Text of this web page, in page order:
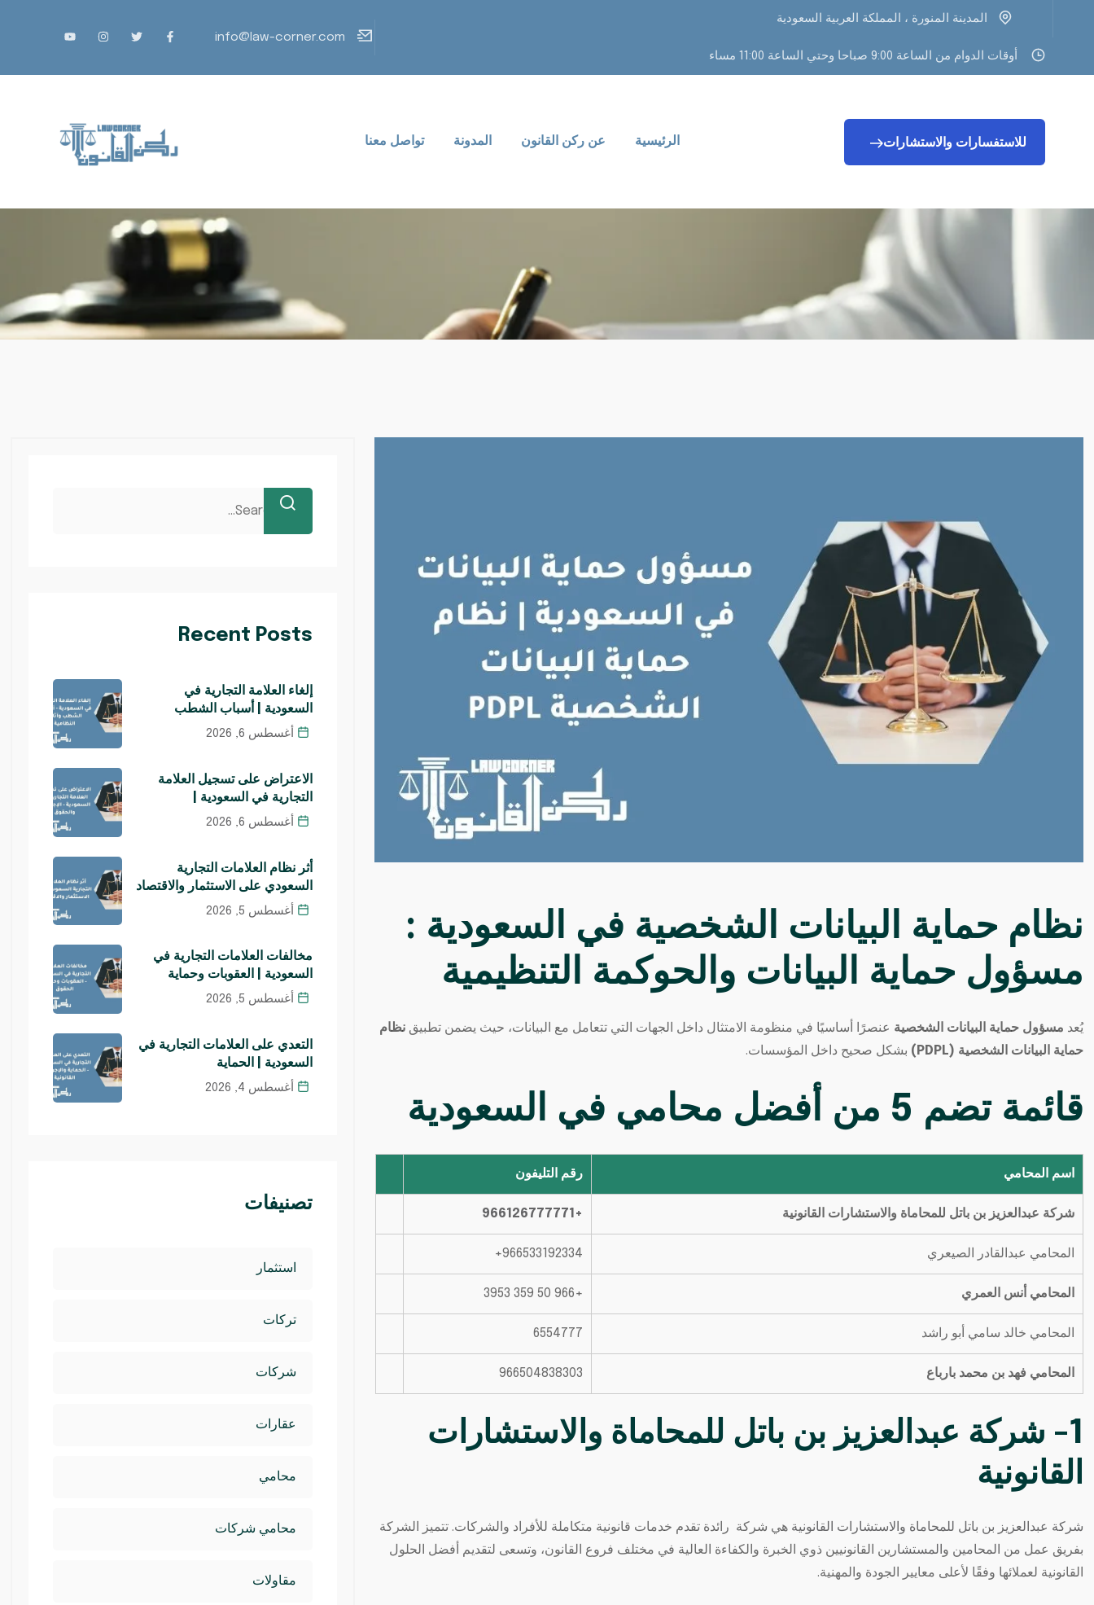
المدينة المنورة ، المملكة العربية السعودية
أوقات الدوام من الساعة 9:00 صباحا وحتي الساعة 11:00 مساء
info@law-corner.com
للاستفسارات والاستشارات الرئيسية عن ركن القانون المدونة تواصل معنا
نظام حماية البيانات الشخصية في السعودية :
مسؤول حماية البيانات والحوكمة التنظيمية
يُعد مسؤول حماية البيانات الشخصية عنصرًا أساسيًا في منظومة الامتثال داخل الجهات التي تتعامل مع البيانات، حيث يضمن تطبيق نظام
حماية البيانات الشخصية (PDPL)
بشكل صحيح داخل المؤسسات.
قائمة تضم 5 من أفضل محامي في السعودية
اسم المحامي رقم التليفون
شركة عبدالعزيز بن باتل للمحاماة والاستشارات القانونية +966126777771
المحامي عبدالقادر الصيعري
المحامي أنس العمري +966 50 359 3953
المحامي خالد سامي أبو راشد 6554777
المحامي فهد بن محمد بارباع 966504838303
1- شركة عبدالعزيز بن باتل للمحاماة والاستشارات
القانونية
شركة عبدالعزيز بن باتل للمحاماة والاستشارات القانونية هي شركة رائدة تقدم خدمات قانونية متكاملة للأفراد والشركات. تتميز الشركة
بفريق عمل من المحامين و المستشار ين القانونيين ذوي الخبرة والكفاءة العالية في مختلف فروع القانون، وتسعى لتقديم أفضل الحلول
القانونية لعملائها وفقًا لأعلى معايير الجودة والمهنية.
Recent Posts
إلغاء العلامة التجارية في
السعودية | أسباب الشطب
أغسطس 6, 2026
الاعتراض على تسجيل العلامة
التجارية في السعودية |
أغسطس 6, 2026
أثر نظام العلامات التجارية
السعودي على الاستثمار والاقتصاد
أغسطس 5, 2026
مخالفات العلامات التجارية في
السعودية | العقوبات وحماية
أغسطس 5, 2026
التعدي على العلامات التجارية في
السعودية | الحماية
أغسطس 4, 2026
تصنيفات
استثمار
تركات
شركات
عقارات
محامي
محامي شركات
مقاولات